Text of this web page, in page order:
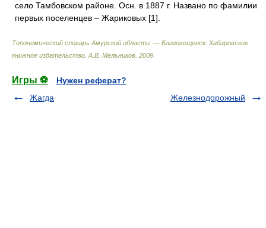
село Тамбовском районе. Осн. в 1887 г. Названо по фамилии
первых поселенцев – Жариковых [1].
Топонимический словарь Амурской области. — Благовещенск: Хабаровское
книжное издательство А.В. Мельников 2009
Игры ⚽
Нужен реферат?
Жагда
Железнодорожный